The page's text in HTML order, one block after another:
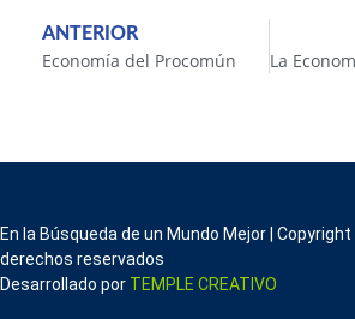
ANTERIOR
Economía del Procomún
En la Búsqueda de un Mundo Mejor |
derechos reservados
Desarrollado por TEMPLE CREATIVO